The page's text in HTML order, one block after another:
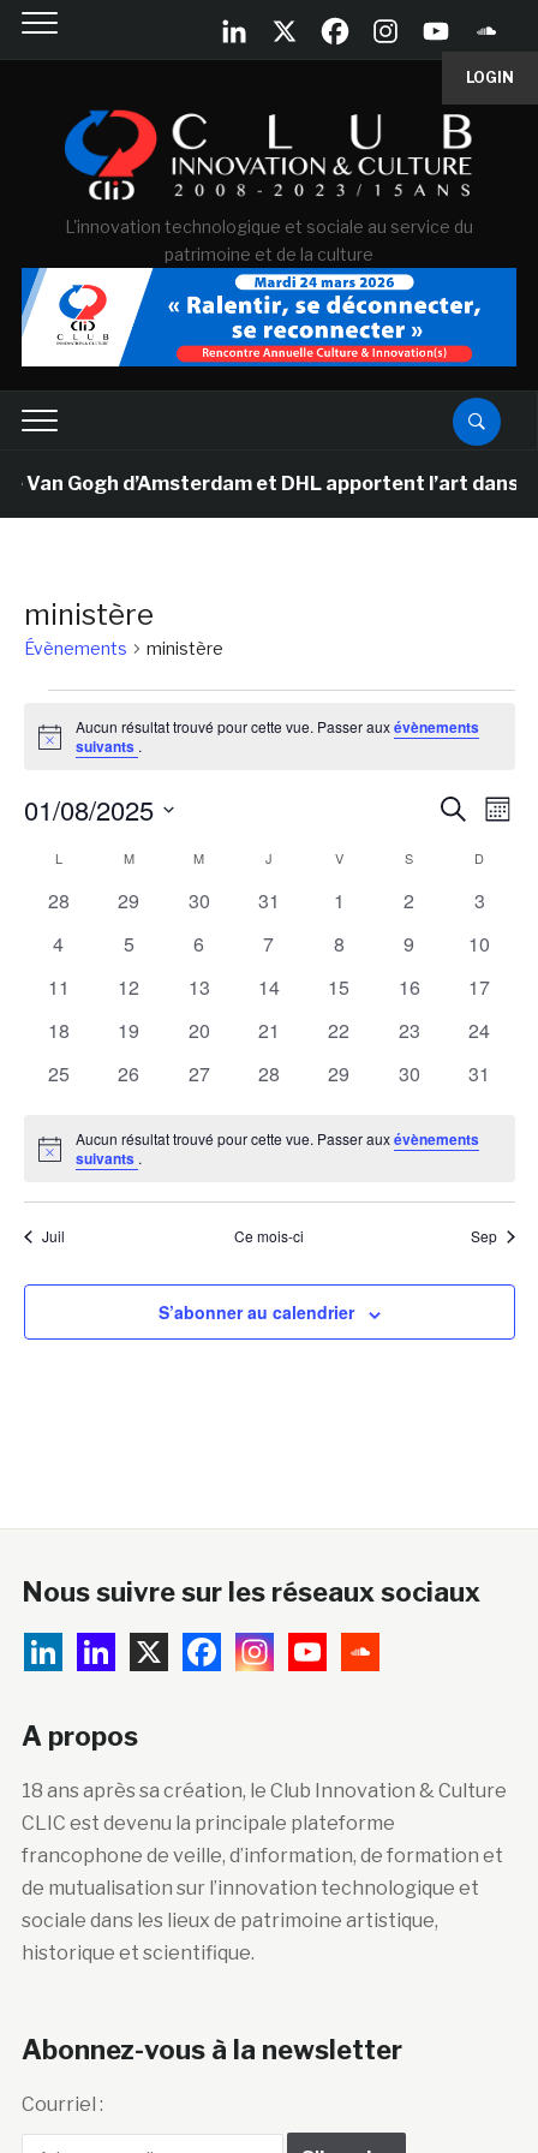
LOGIN
L'innovation technologique et sociale au service du
patrimoine et de la culture
Van Gogh d’Amsterdam et DHL apportent l’art dans
ministère
Évènements ministère
Notice
Aucun résultat trouvé pour cette vue. Passer auxévènements
suivants .
de
Mois
01/08/2025
date.
Calendrier
de
Évènements
LLUNDI MMARDI M MERCREDI
J VVENDREDIS D
0
28
0
29
0
30
0
31
0
1
0
2
0
3
0
4
0
5
0
6
0
7
0
8
0
9
0
10
0
11
0
12
0
13
0
14
0
15
0
16
0
17
0
18
0
19
0
20
0
21
0
22
0
23
0
24
0
25
0
26
0
27
0
28
0
29
0
30
0
31
Notice
Aucun résultat trouvé pour cette vue. Passer auxévènements
suivants .
Juil Ce mois-ci Sep
S’abonner au calendrier
Nous suivre sur les réseaux sociaux
A propos
18 ans après sa création, le Club Innovation & Culture
CLIC est devenu la principale plateforme
francophone de veille, d’information, de formation et
de mutualisation sur l’innovation technologique et
sociale dans les lieux de patrimoine artistique,
historique et scientifique.
Abonnez-vous à la newsletter
Courriel :